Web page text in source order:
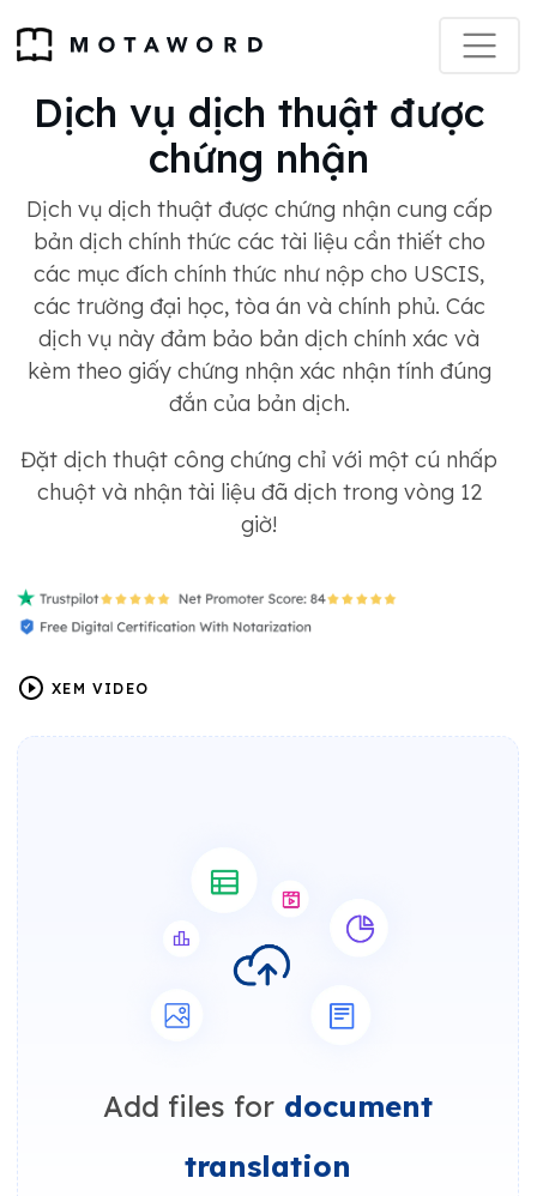
Dịch vụ dịch thuật được
chứng nhận
Dịch vụ dịch thuật được chứng nhận cung cấp
bản dịch chính thức các tài liệu cần thiết cho
các mục đích chính thức như nộp cho USCIS,
các trường đại học, tòa án và chính phủ. Các
dịch vụ này đảm bảo bản dịch chính xác và
kèm theo giấy chứng nhận xác nhận tính đúng
đắn của bản dịch.
Đặt dịch thuật công chứng chỉ với một cú nhấp
chuột và nhận tài liệu đã dịch trong vòng 12
giờ!
XEM VIDEO
Add files for document
translation